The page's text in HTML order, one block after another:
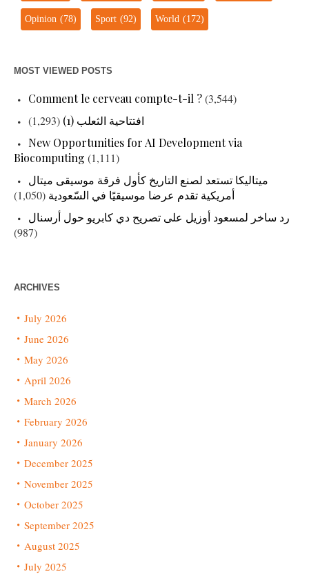
Opinion(78) Sport(92) World(172)
MOST VIEWED POSTS
Comment le cerveau compte-t-il ?(3,544)
افتتاحية الثعلب (1)
(1,293)
New Opportunities for AI Development via
Biocomputing (1,111)
ميتاليكا تستعد لصنع التاريخ كأول فرقة موسيقى ميتال
أمريكية تقدم عرضا موسيقيًا في السّعودية (1,050)
رد ساخر لمسعود أوزيل على تصريح دي كابريو حول أرسنال
(987)
ARCHIVES
July 2026
June 2026
May 2026
April 2026
March 2026
February 2026
January 2026
December 2025
November 2025
October 2025
September 2025
August 2025
July 2025